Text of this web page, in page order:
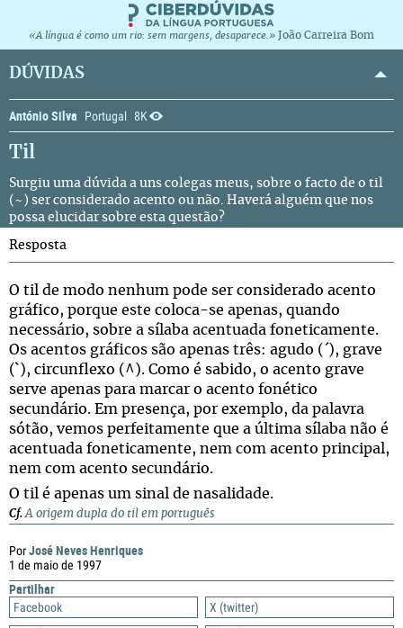
«A língua é como um rio: sem margens, desaparece.» João Carreira Bom
DÚVIDAS
António Silva Portugal 8K
Til
Surgiu uma dúvida a uns colegas meus, sobre o facto de o til
(~) ser considerado acento ou não. Haverá alguém que nos
possa elucidar sobre esta questão?
PorJosé Neves Henriques
1 de maio de 1997
Partilhar
Facebook
X (twitter)
Resposta
O til de modo nenhum pode ser considerado acento
gráfico, porque este coloca-se apenas, quando
necessário, sobre a sílaba acentuada foneticamente.
Os acentos gráficos são apenas três: agudo (´), grave
(`), circunflexo (^). Como é sabido, o acento grave
serve apenas para marcar o acento fonético
secundário. Em presença, por exemplo, da palavra
sótão, vemos perfeitamente que a última sílaba não é
acentuada foneticamente, nem com acento principal,
nem com acento secundário.
O til é apenas um sinal de nasalidade.
Cf. A origem dupla do til em português